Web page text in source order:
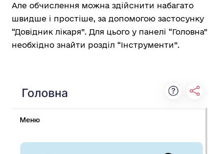
Але обчислення можна здійснити набагато
швидше і простіше, за допомогою застосунку
“Довідник лікаря”. Для цього у панелі “Головна”
необхідно знайти розділ “Інструменти”.